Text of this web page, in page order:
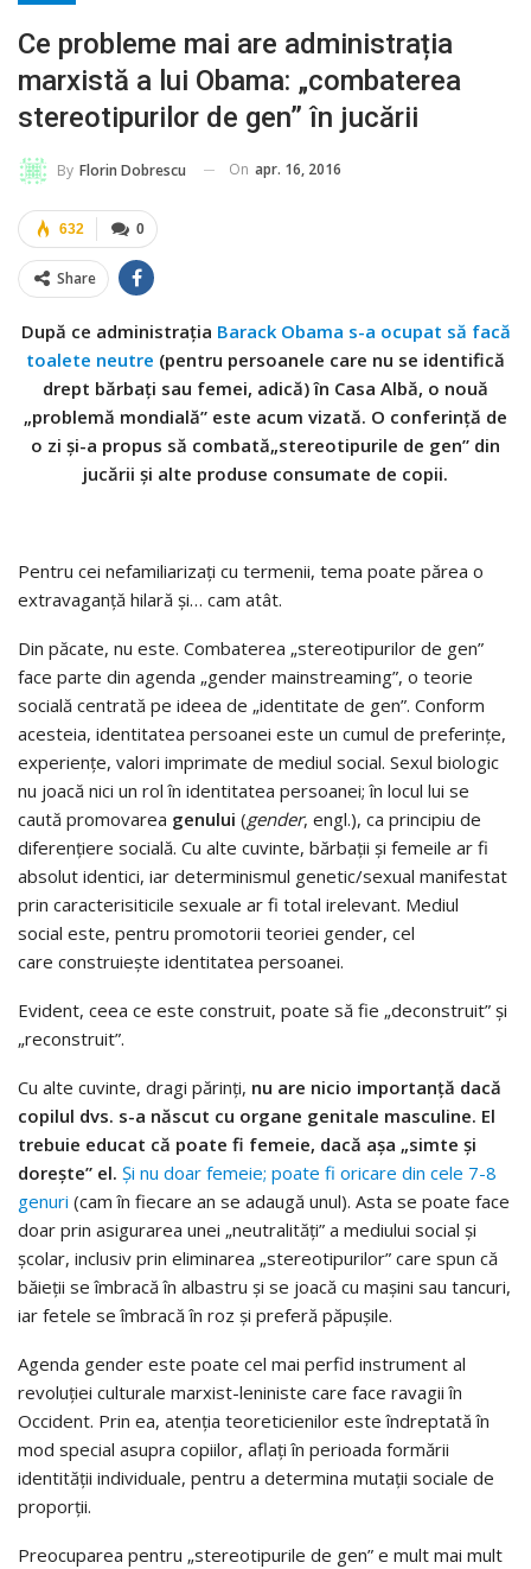
Ce probleme mai are administrația
marxistă a lui Obama: „combaterea
stereotipurilor de gen” în jucării
By Florin Dobrescu On apr. 16, 2016
0
632
Share
După ce administrația Barack Obama s-a ocupat să facă
toalete neutre (pentru persoanele care nu se identifică
drept bărbați sau femei, adică) în Casa Albă, o nouă
„problemă mondială” este acum vizată. O conferință de
o zi și-a propus să combată„stereotipurile de gen” din
jucării și alte produse consumate de copii.
Pentru cei nefamiliarizați cu termenii, tema poate părea o
extravaganță hilară și… cam atât.
Din păcate, nu este. Combaterea „stereotipurilor de gen”
face parte din agenda „gender mainstreaming”, o teorie
socială centrată pe ideea de „identitate de gen”. Conform
acesteia, identitatea persoanei este un cumul de preferințe,
experiențe, valori imprimate de mediul social. Sexul biologic
nu joacă nici un rol în identitatea persoanei; în locul lui se
caută promovarea genului (gender, engl.), ca principiu de
diferențiere socială. Cu alte cuvinte, bărbații și femeile ar fi
absolut identici, iar determinismul genetic/sexual manifestat
prin caracterisiticile sexuale ar fi total irelevant. Mediul
social este, pentru promotorii teoriei gender, cel
care construiește identitatea persoanei.
Evident, ceea ce este construit, poate să fie „deconstruit” și
„reconstruit”.
Cu alte cuvinte, dragi părinți, nu are nicio importanță dacă
copilul dvs. s-a născut cu organe genitale masculine. El
trebuie educat că poate fi femeie, dacă așa „simte și
dorește” el. Și nu doar femeie; poate fi oricare din cele 7-8
genuri (cam în fiecare an se adaugă unul). Asta se poate face
doar prin asigurarea unei „neutralități” a mediului social și
școlar, inclusiv prin eliminarea „stereotipurilor” care spun că
băieții se îmbracă în albastru și se joacă cu mașini sau tancuri,
iar fetele se îmbracă în roz și preferă păpușile.
Agenda gender este poate cel mai perfid instrument al
revoluției culturale marxist-leniniste care face ravagii în
Occident. Prin ea, atenția teoreticienilor este îndreptată în
mod special asupra copiilor, aflați în perioada formării
identității individuale, pentru a determina mutații sociale de
proporții.
Preocuparea pentru „stereotipurile de gen” e mult mai mult